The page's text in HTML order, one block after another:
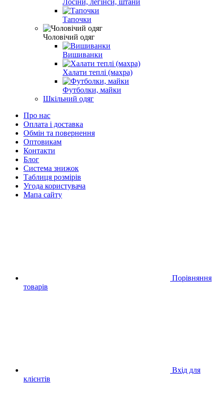
Лосіни, легінси, штани
Тапочки
Чоловічий одяг
Вишиванки
Халати теплі (махра)
Футболки, майки
Шкільний одяг
Про нас
Оплата і доставка
Обмін та повернення
Оптовикам
Контакти
Блог
Система знижок
Таблиця розмірів
Угода користувача
Мапа сайту
Порівняння
товарів
Вхід для
клієнтів